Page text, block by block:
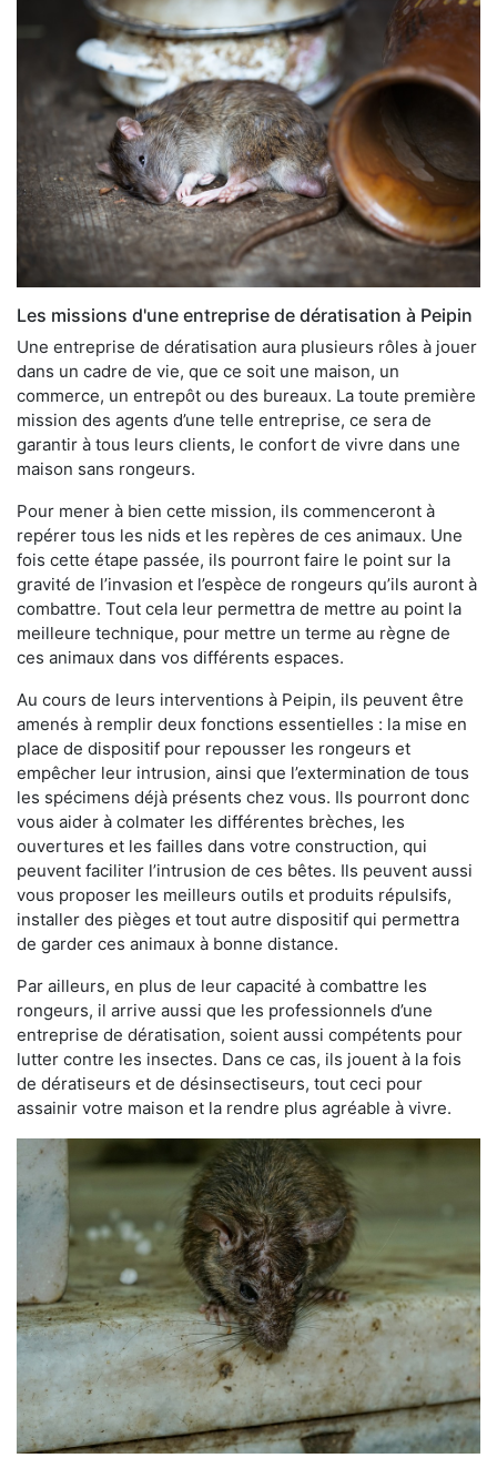
Les missions d'une entreprise de dératisation à Peipin
Une entreprise de dératisation aura plusieurs rôles à jouer
dans un cadre de vie, que ce soit une maison, un
commerce, un entrepôt ou des bureaux. La toute première
mission des agents d’une telle entreprise, ce sera de
garantir à tous leurs clients, le confort de vivre dans une
maison sans rongeurs.
Pour mener à bien cette mission, ils commenceront à
repérer tous les nids et les repères de ces animaux. Une
fois cette étape passée, ils pourront faire le point sur la
gravité de l’invasion et l’espèce de rongeurs qu’ils auront à
combattre. Tout cela leur permettra de mettre au point la
meilleure technique, pour mettre un terme au règne de
ces animaux dans vos différents espaces.
Au cours de leurs interventions à Peipin, ils peuvent être
amenés à remplir deux fonctions essentielles : la mise en
place de dispositif pour repousser les rongeurs et
empêcher leur intrusion, ainsi que l’extermination de tous
les spécimens déjà présents chez vous. Ils pourront donc
vous aider à colmater les différentes brèches, les
ouvertures et les failles dans votre construction, qui
peuvent faciliter l’intrusion de ces bêtes. Ils peuvent aussi
vous proposer les meilleurs outils et produits répulsifs,
installer des pièges et tout autre dispositif qui permettra
de garder ces animaux à bonne distance.
Par ailleurs, en plus de leur capacité à combattre les
rongeurs, il arrive aussi que les professionnels d’une
entreprise de dératisation, soient aussi compétents pour
lutter contre les insectes. Dans ce cas, ils jouent à la fois
de dératiseurs et de désinsectiseurs, tout ceci pour
assainir votre maison et la rendre plus agréable à vivre.